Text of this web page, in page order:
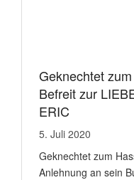
Geknechtet
Befreit zur
ERIC
5. Juli 2020
Geknechtet zum
Anlehnung an sein